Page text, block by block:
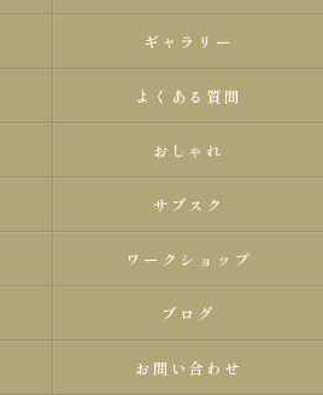
ギャラリー
よくある質問
おしゃれ
サブスク
ワークショップ
ブログ
お問い合わせ